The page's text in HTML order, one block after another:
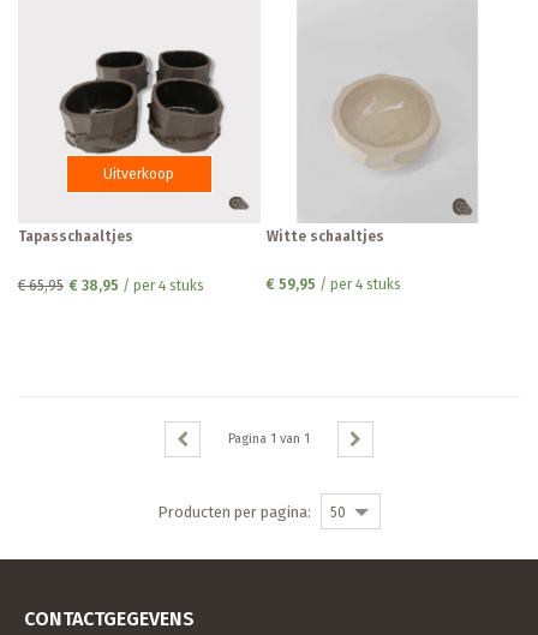
Uitverkoop
Tapasschaaltjes
€ 65,95 € 38,95 / per 4 stuks
Witte schaaltjes
€ 59,95 / per 4 stuks
Producten per pagina: 50
Pagina 1 van 1
CONTACTGEGEVENS